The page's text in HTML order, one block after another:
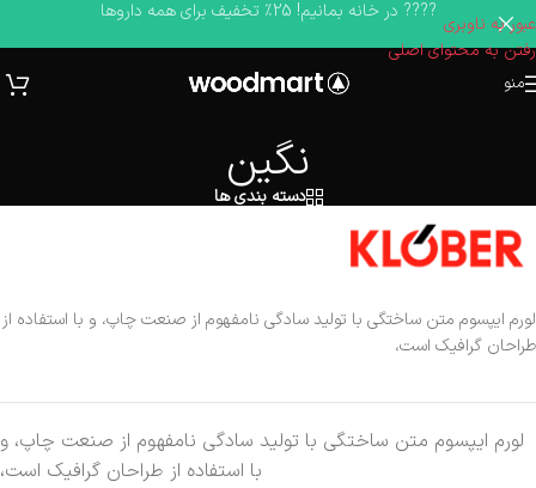
عبور به ناوبری
رفتن به محتوای اصلی
???? در خانه بمانیم! 25٪ تخفیف برای همه داروها
منو
نگین
دسته بندی ها
لورم ایپسوم متن ساختگی با تولید سادگی نامفهوم از صنعت چاپ، و با استفاده از
طراحان گرافیک است،
لورم ایپسوم متن ساختگی با تولید سادگی نامفهوم از صنعت چاپ، و
با استفاده از طراحان گرافیک است،